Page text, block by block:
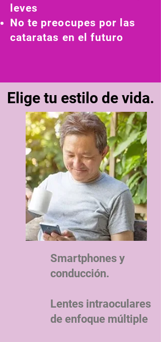
leves
No te preocupes por las
cataratas en el futuro
Elige tu estilo de vida.
Smartphones y
conducción.
Lentes intraoculares
de enfoque múltiple